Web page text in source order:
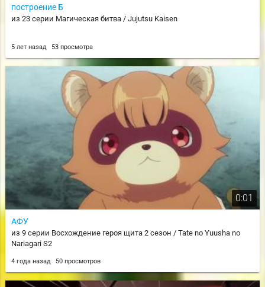
построение Б
из 23 серии Магическая битва / Jujutsu Kaisen
5 лет назад 53 просмотра
0:01
АФУ
из 9 серии Восхождение героя щита 2 сезон / Tate no Yuusha no
Nariagari S2
4 года назад 50 просмотров